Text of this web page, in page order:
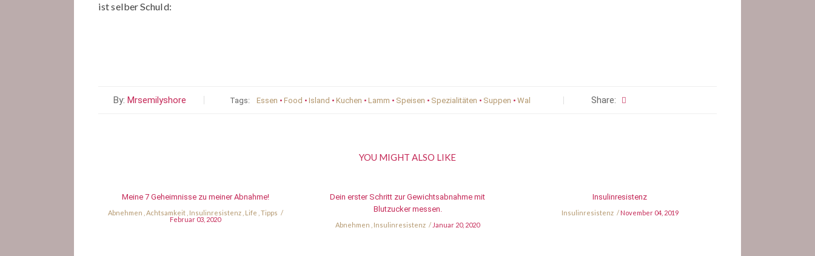
ist selber Schuld:
By: Mrsemilyshore Tags: Essen • Food • Island • Kuchen • Lamm • Speisen • Spezialitäten • Suppen • Wal Share:
YOU MIGHT ALSO LIKE
Meine 7 Geheimnisse zu meiner Abnahme!
Abnehmen Achtsamkeit, Insulinresistenz, Life Tipps
Februar 03, 2020
Dein erster Schritt zur Gewichtsabnahme mit
Blutzucker messen.
Abnehmen Insulinresistenz Januar 20, 2020
Insulinresistenz
Insulinresistenz November 04, 2019